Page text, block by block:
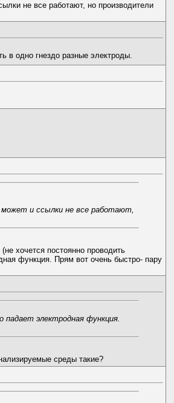
не все работают, но производители
в одно гнездо разные электроды.
может и ссылки не все работают,
хочется постоянно проводить
функция. Прям вот очень быстро- пару
электродная функция.
среды такие?